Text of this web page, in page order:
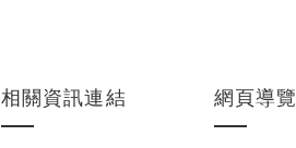
相關資訊連結 網頁導覽